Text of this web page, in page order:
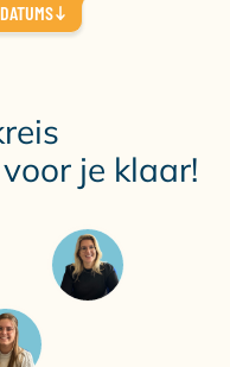
je klaar!